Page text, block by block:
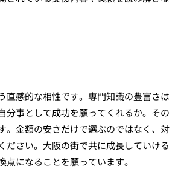
直感的な相性です。専門知識の豊富さは
分事として成功を願ってくれるか。その
。金額の安さだけで選ぶのではなく、対
さい。大阪の街で共に成長していける
になることを願っています。